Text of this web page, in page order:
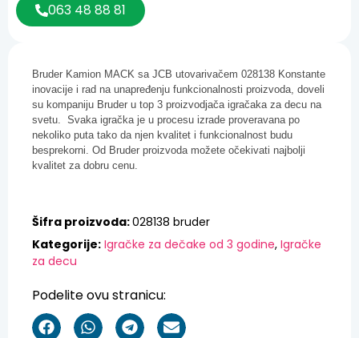
Bruder Kamion MACK sa JCB utovarivačem 028138 Konstante
inovacije i rad na unapređenju funkcionalnosti proizvoda, doveli
su kompaniju Bruder u top 3 proizvodjača igračaka za decu na
svetu. Svaka igračka je u procesu izrade proveravana po
nekoliko puta tako da njen kvalitet i funkcionalnost budu
besprekorni. Od Bruder proizvoda možete očekivati najbolji
kvalitet za dobru cenu.
Šifra proizvoda:028138 bruder
Kategorije: Igračke za dečake od 3 godine, Igračke
za decu
Podelite ovu stranicu:
063 48 88 81